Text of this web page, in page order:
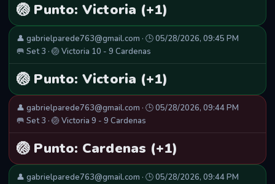
🏐 Punto: Victoria (+1)
👤 gabrielparede763@gmail.com · 🕒 05/28/2026, 09:45 PM
🥅 Set 3 · 🏐 Victoria 10 - 9 Cardenas
🏐 Punto: Victoria (+1)
👤 gabrielparede763@gmail.com · 🕒 05/28/2026, 09:44 PM
🥅 Set 3 · 🏐 Victoria 9 - 9 Cardenas
🏐 Punto: Cardenas (+1)
👤 gabrielparede763@gmail.com · 🕒 05/28/2026, 09:44 PM